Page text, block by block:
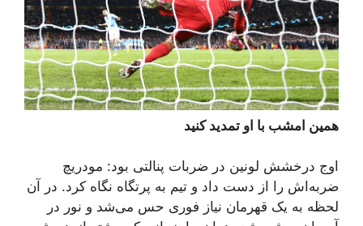
همین امشب با او تمدید کنید
اوج درخشش لونین در ضربات پنالتی بود: مودریچ
ضربه‌اش را از دست داد و تیم به پرتگاه نگاه کرد. در آن
لحظه به یک قهرمان نیاز فوری حس می‌شد و نور در